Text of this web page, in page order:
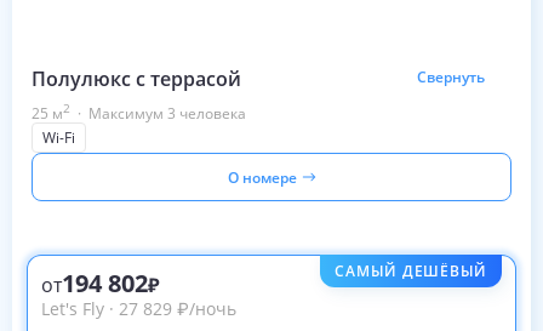
Полулюкс с террасой
Свернуть
25 м2 · Максимум 3 человека
Wi-Fi
О номере
САМЫЙ ДЕШЁВЫЙ
от194 802
Let's Fly · 27 829 ₽/ночь